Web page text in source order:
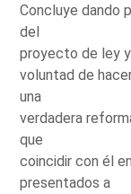
Concluye dando
del
proyecto de ley
voluntad de
una
verdadera
que
coincidir con él
presentados a